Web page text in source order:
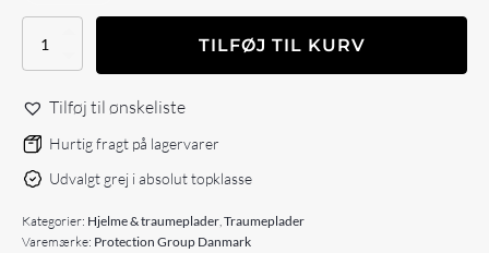
Super
NIJ
level
(III)
S-
LW-
TILFØJ TIL KURV
Tilføj til ønskeliste
Hurtig fragt på lagervarer
Udvalgt grej i absolut topklasse
Kategorier: Hjelme & traumeplader Traumeplader
Varemærke: Protection Group Danmark